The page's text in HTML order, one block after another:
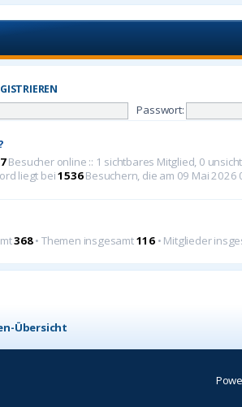
Passwort:
Besucher online :: 1 sichtbares Mitglied, 0
liegt bei1536Besuchern, die am 09 Mai 2026
368• Themen insgesamt116 • Mitglieder
Übersicht